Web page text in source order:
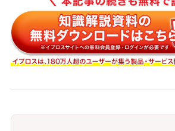
現地マーケットにおけるシ
社の生産リードタイムとのず
不良品対応が遅れ、関係性